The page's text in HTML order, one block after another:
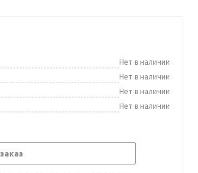
Нет в наличии
Нет в наличии
Нет в наличии
Нет в наличии